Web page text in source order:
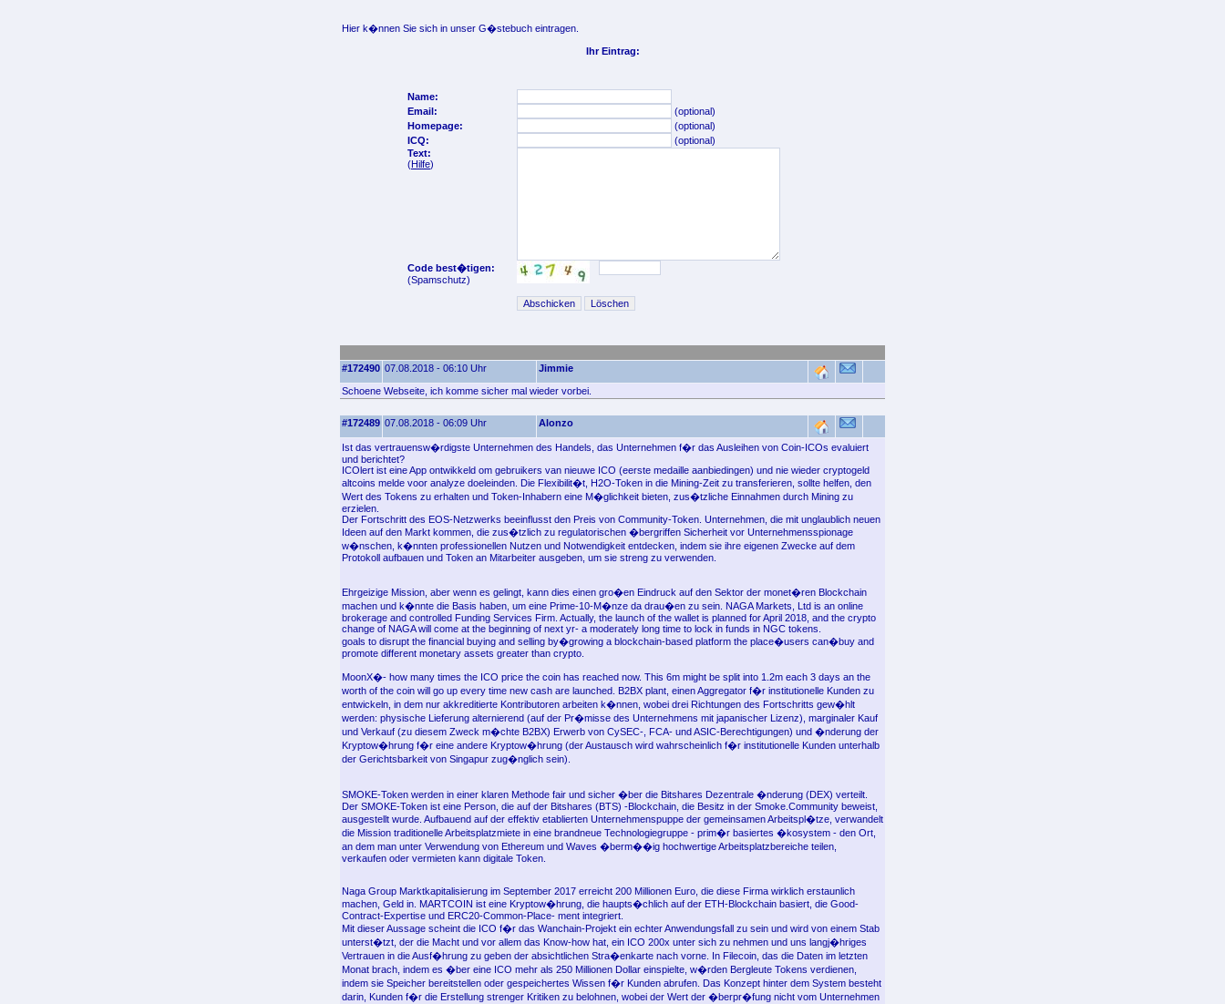
Hier k�nnen Sie sich in unser G�stebuch eintragen.
Ihr Eintrag:
Name:
Email:
(optional)
Homepage:
(optional)
ICQ:
(optional)
Text:
(Hilfe)
Code best�tigen:
(Spamschutz)
#172490 07.08.2018 - 06:10 Uhr Jimmie
Schoene Webseite, ich komme sicher mal wieder vorbei.
#172489 07.08.2018 - 06:09 Uhr Alonzo
Ist das vertrauensw�rdigste Unternehmen des Handels, das Unternehmen f�r das Ausleihen von Coin-ICOs evaluiert
und berichtet?
ICOlert ist eine App ontwikkeld om gebruikers van nieuwe ICO (eerste medaille aanbiedingen) und nie wieder cryptogeld
altcoins melde voor analyze doeleinden. Die Flexibilit�t, H2O-Token in die Mining-Zeit zu transferieren, sollte helfen, den
Wert des Tokens zu erhalten und Token-Inhabern eine M�glichkeit bieten, zus�tzliche Einnahmen durch Mining zu
erzielen.
Der Fortschritt des EOS-Netzwerks beeinflusst den Preis von Community-Token. Unternehmen, die mit unglaublich neuen
Ideen auf den Markt kommen, die zus�tzlich zu regulatorischen �bergriffen Sicherheit vor Unternehmensspionage
w�nschen, k�nnten professionellen Nutzen und Notwendigkeit entdecken, indem sie ihre eigenen Zwecke auf dem
Protokoll aufbauen und Token an Mitarbeiter ausgeben, um sie streng zu verwenden.
Ehrgeizige Mission, aber wenn es gelingt, kann dies einen gro�en Eindruck auf den Sektor der monet�ren Blockchain
machen und k�nnte die Basis haben, um eine Prime-10-M�nze da drau�en zu sein. NAGA Markets, Ltd is an online
brokerage and controlled Funding Services Firm. Actually, the launch of the wallet is planned for April 2018, and the crypto
change of NAGA will come at the beginning of next yr- a moderately long time to lock in funds in NGC tokens.
goals to disrupt the financial buying and selling by�growing a blockchain-based platform the place�users can�buy and
promote different monetary assets greater than crypto.
MoonX�- how many times the ICO price the coin has reached now. This 6m might be split into 1.2m each 3 days an the
worth of the coin will go up every time new cash are launched. B2BX plant, einen Aggregator f�r institutionelle Kunden zu
entwickeln, in dem nur akkreditierte Kontributoren arbeiten k�nnen, wobei drei Richtungen des Fortschritts gew�hlt
werden: physische Lieferung alternierend (auf der Pr�misse des Unternehmens mit japanischer Lizenz), marginaler Kauf
und Verkauf (zu diesem Zweck m�chte B2BX) Erwerb von CySEC-, FCA- und ASIC-Berechtigungen) und �nderung der
Kryptow�hrung f�r eine andere Kryptow�hrung (der Austausch wird wahrscheinlich f�r institutionelle Kunden unterhalb
der Gerichtsbarkeit von Singapur zug�nglich sein).
SMOKE-Token werden in einer klaren Methode fair und sicher �ber die Bitshares Dezentrale �nderung (DEX) verteilt.
Der SMOKE-Token ist eine Person, die auf der Bitshares (BTS) -Blockchain, die Besitz in der Smoke.Community beweist,
ausgestellt wurde. Aufbauend auf der effektiv etablierten Unternehmenspuppe der gemeinsamen Arbeitspl�tze, verwandelt
die Mission traditionelle Arbeitsplatzmiete in eine brandneue Technologiegruppe - prim�r basiertes �kosystem - den Ort,
an dem man unter Verwendung von Ethereum und Waves �berm��ig hochwertige Arbeitsplatzbereiche teilen,
verkaufen oder vermieten kann digitale Token.
Naga Group Marktkapitalisierung im September 2017 erreicht 200 Millionen Euro, die diese Firma wirklich erstaunlich
machen, Geld in. MARTCOIN ist eine Kryptow�hrung, die haupts�chlich auf der ETH-Blockchain basiert, die Good-
Contract-Expertise und ERC20-Common-Place- ment integriert.
Mit dieser Aussage scheint die ICO f�r das Wanchain-Projekt ein echter Anwendungsfall zu sein und wird von einem Stab
unterst�tzt, der die Macht und vor allem das Know-how hat, ein ICO 200x unter sich zu nehmen und uns langj�hriges
Vertrauen in die Ausf�hrung zu geben der absichtlichen Stra�enkarte nach vorne. In Filecoin, das die Daten im letzten
Monat brach, indem es �ber eine ICO mehr als 250 Millionen Dollar einspielte, w�rden Bergleute Tokens verdienen,
indem sie Speicher bereitstellen oder gespeichertes Wissen f�r Kunden abrufen. Das Konzept hinter dem System besteht
darin, Kunden f�r die Erstellung strenger Kritiken zu belohnen, wobei der Wert der �berpr�fung nicht vom Unternehmen